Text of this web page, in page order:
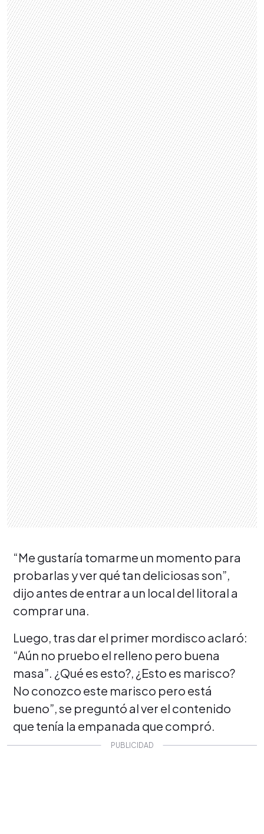
“Me gustaría tomarme un momento para
probarlas y ver qué tan deliciosas son”,
dijo antes de entrar a un local del litoral a
comprar una.
Luego, tras dar el primer mordisco aclaró:
“Aún no pruebo el relleno pero buena
masa”. ¿Qué es esto?, ¿Esto es marisco?
No conozco este marisco pero está
bueno”, se preguntó al ver el contenido
que tenía la empanada que compró.